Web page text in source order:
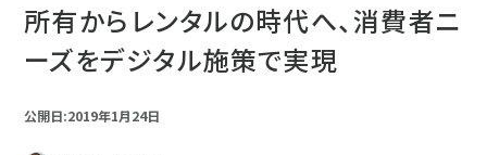
所有からレンタルの時代へ、消費者ニ
ーズをデジタル施策で実現
公開日:2019年1月24日